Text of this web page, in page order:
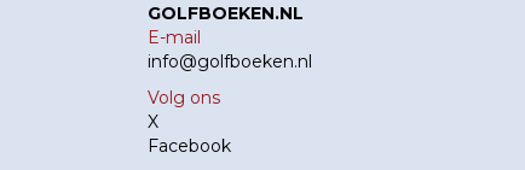
GOLFBOEKEN.NL
E-mail
info@golfboeken.nl
Volg ons
X
Facebook